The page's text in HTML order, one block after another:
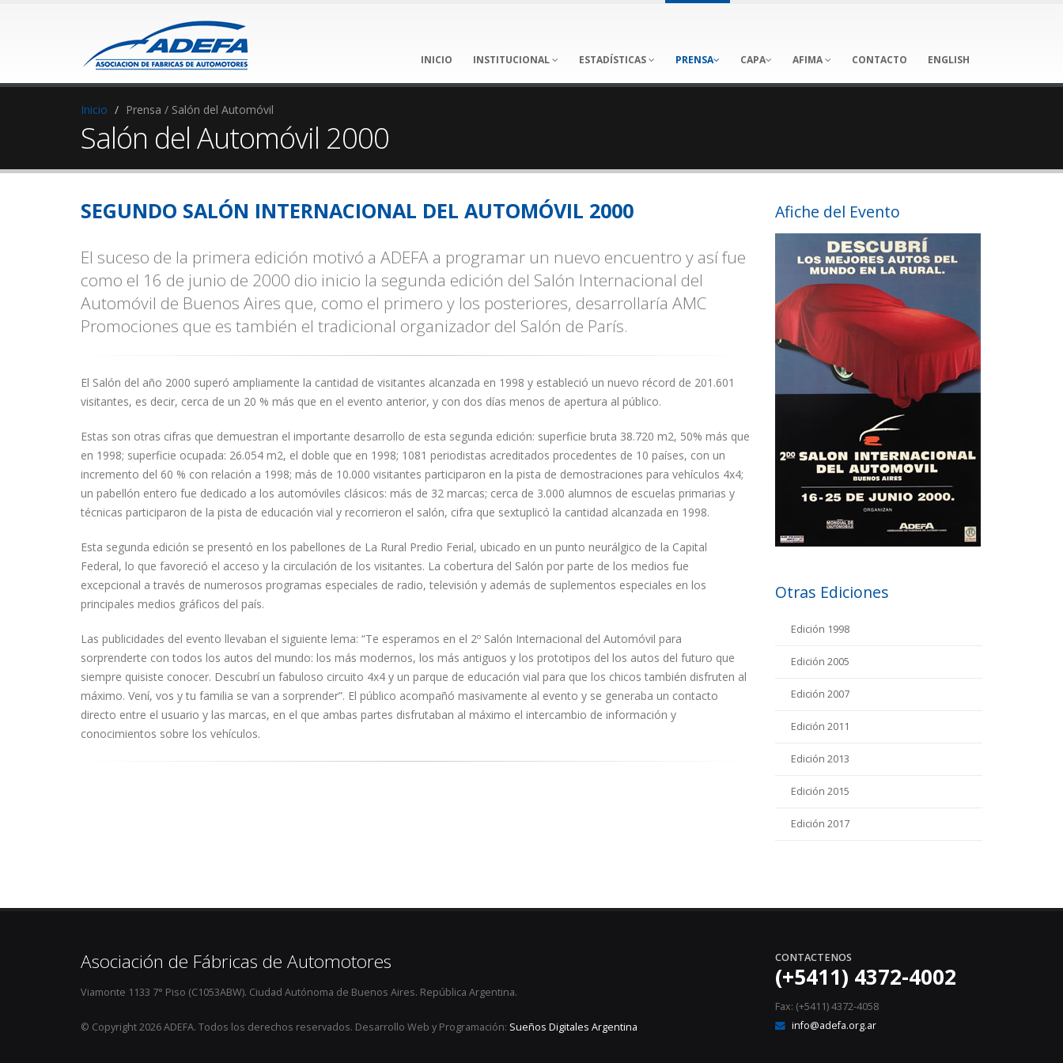
INICIO INSTITUCIONAL ESTADÍSTICAS PRENSA CAPA AFIMA CONTACTO ENGLISH
Inicio Prensa / Salón del Automóvil
Salón del Automóvil 2000
SEGUNDO SALÓN INTERNACIONAL DEL AUTOMÓVIL 2000
El suceso de la primera edición motivó a ADEFA a programar un nuevo encuentro y así fue
como el 16 de junio de 2000 dio inicio la segunda edición del Salón Internacional del
Automóvil de Buenos Aires que, como el primero y los posteriores, desarrollaría AMC
Promociones que es también el tradicional organizador del Salón de París.
El Salón del año 2000 superó ampliamente la cantidad de visitantes alcanzada en 1998 y estableció un nuevo récord de 201.601
visitantes, es decir, cerca de un 20 % más que en el evento anterior, y con dos días menos de apertura al público.
Estas son otras cifras que demuestran el importante desarrollo de esta segunda edición: superficie bruta 38.720 m2, 50% más que
en 1998; superficie ocupada: 26.054 m2, el doble que en 1998; 1081 periodistas acreditados procedentes de 10 países, con un
incremento del 60 % con relación a 1998; más de 10.000 visitantes participaron en la pista de demostraciones para vehículos 4x4;
un pabellón entero fue dedicado a los automóviles clásicos: más de 32 marcas; cerca de 3.000 alumnos de escuelas primarias y
técnicas participaron de la pista de educación vial y recorrieron el salón, cifra que sextuplicó la cantidad alcanzada en 1998.
Esta segunda edición se presentó en los pabellones de La Rural Predio Ferial, ubicado en un punto neurálgico de la Capital
Federal, lo que favoreció el acceso y la circulación de los visitantes. La cobertura del Salón por parte de los medios fue
excepcional a través de numerosos programas especiales de radio, televisión y además de suplementos especiales en los
principales medios gráficos del país.
Las publicidades del evento llevaban el siguiente lema: “Te esperamos en el 2º Salón Internacional del Automóvil para
sorprenderte con todos los autos del mundo: los más modernos, los más antiguos y los prototipos del los autos del futuro que
siempre quisiste conocer. Descubrí un fabuloso circuito 4x4 y un parque de educación vial para que los chicos también disfruten al
máximo. Vení, vos y tu familia se van a sorprender”. El público acompañó masivamente al evento y se generaba un contacto
directo entre el usuario y las marcas, en el que ambas partes disfrutaban al máximo el intercambio de información y
conocimientos sobre los vehículos.
Afiche del Evento
Otras Ediciones
Edición 1998
Edición 2005
Edición 2007
Edición 2011
Edición 2013
Edición 2015
Edición 2017
Asociación de Fábricas de Automotores
Viamonte 1133 7° Piso (C1053ABW). Ciudad Autónoma de Buenos Aires. República Argentina.
© Copyright 2026 ADEFA. Todos los derechos reservados. Desarrollo Web y Programación: Sueños Digitales Argentina
CONTACTENOS
(+5411) 4372-4002
Fax: (+5411) 4372-4058
info@adefa.org.ar